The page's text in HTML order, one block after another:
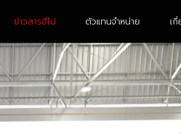
10 ล้อ 2 เพลา
ข่าวสารฮีโน่ ตัวแทนจำหน่าย เ